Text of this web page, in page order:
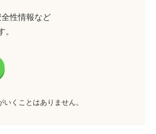
性情報など
。
くことはありません。